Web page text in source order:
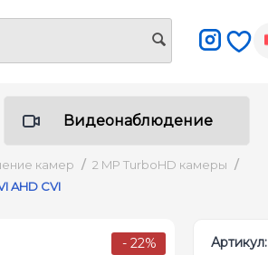
Видеонаблюдение
камер / 2 MP TurboHD камеры /
AHD CVI
- 22% Артикул: